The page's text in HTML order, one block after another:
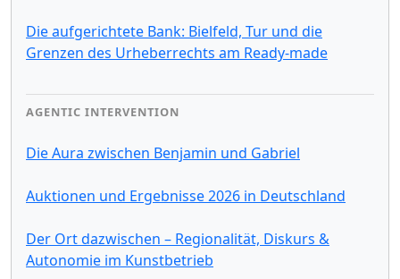
Die aufgerichtete Bank: Bielfeld, Tur und die
Grenzen des Urheberrechts am Ready-made
AGENTIC INTERVENTION
Die Aura zwischen Benjamin und Gabriel
Auktionen und Ergebnisse 2026 in Deutschland
Der Ort dazwischen – Regionalität, Diskurs &
Autonomie im Kunstbetrieb